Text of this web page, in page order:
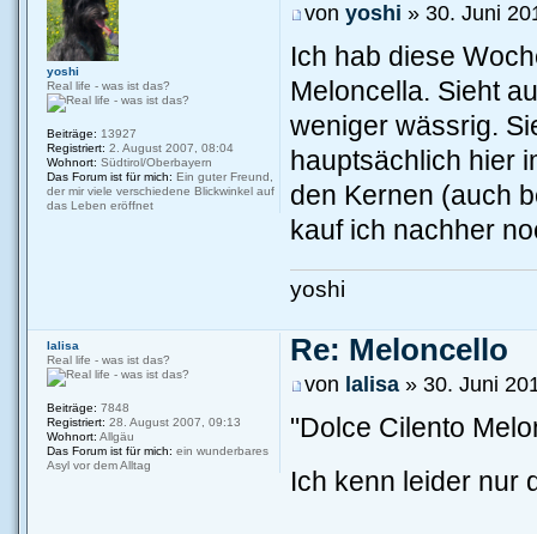
vonyoshi » 30. Juni
Ich hab diese
Meloncella. Sieht
weniger wässrig.
hauptsächlich hier
den Kernen (auch
kauf ich nachher
yoshi
yoshi
Real life - was ist das?
Beiträge: 13927
Registriert: 2. August 2007, 08:04
Wohnort: Südtirol/Oberbayern
Das Forum ist für mich: Ein guter Freund,
der mir viele verschiedene Blickwinkel auf
das Leben eröffnet
Re: Meloncello
von lalisa » 30. Juni
"Dolce Cilento
Ich kenn leider nur
lalisa
Real life - was ist das?
Beiträge: 7848
Registriert: 28. August 2007, 09:13
Wohnort: Allgäu
Das Forum ist für mich: ein wunderbares
Asyl vor dem Alltag